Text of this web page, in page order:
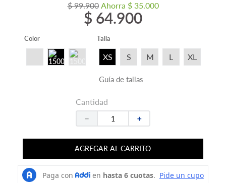
$ 99.900 Ahorra $ 35.000
$ 64.900
Color Talla
XS S M L XL
Guía de tallas
Cantidad
＋
－
AGREGAR AL CARRITO